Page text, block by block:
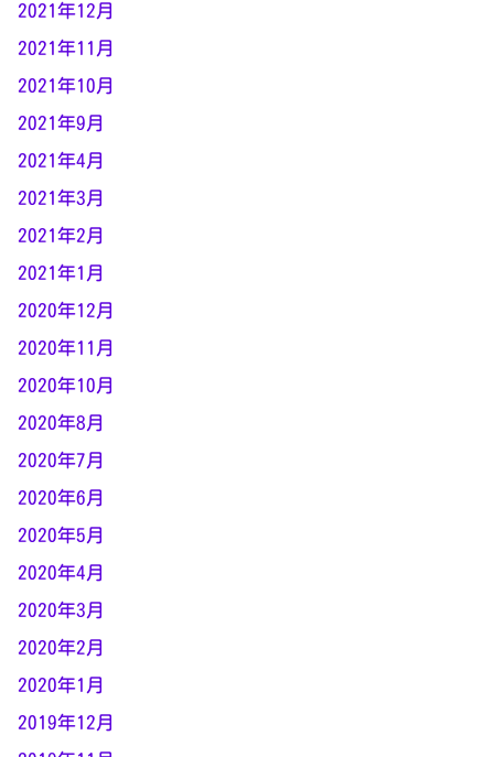
2021年12月
2021年11月
2021年10月
2021年9月
2021年4月
2021年3月
2021年2月
2021年1月
2020年12月
2020年11月
2020年10月
2020年8月
2020年7月
2020年6月
2020年5月
2020年4月
2020年3月
2020年2月
2020年1月
2019年12月